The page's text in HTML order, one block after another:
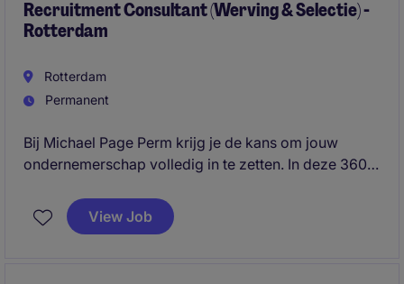
Recruitment Consultant (Werving & Selectie) -
Rotterdam
Rotterdam
Permanent
Bij Michael Page Perm krijg je de kans om jouw
ondernemerschap volledig in te zetten. In deze 360°
kandidaat: jij bouwt je eigen business, sluit deals en
zorgt dat de beste professionals op de juiste plek
View Job